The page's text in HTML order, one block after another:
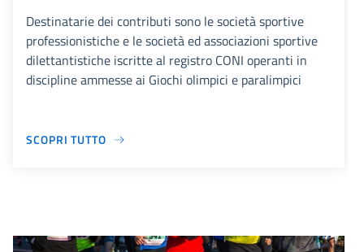
Destinatarie dei contributi sono le società sportive
professionistiche e le società ed associazioni sportive
dilettantistiche iscritte al registro CONI operanti in
discipline ammesse ai Giochi olimpici e paralimpici
SCOPRI TUTTO